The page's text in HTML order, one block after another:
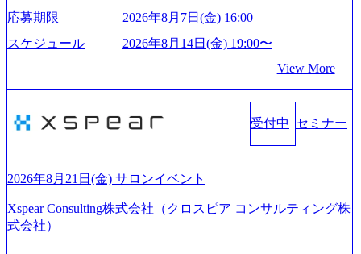
2015年に設立され、前年比205%の売上成長を遂げるなど、
急速な成長を遂げている。 ​ 新規事業立案から業務改革、IT
戦略立案、IT導入までをワンストップで提供するコンサル
ティングファームである。 ​- 2025年1月時点で従業員数1,209
名を擁し、事業拡大を続けている。 「人」にフォーカスを
当てたコンサルティング会社として、社員の人間力を強み
としたサービスを提供している。 ​- - 2018年から6年連続で
ティングファームやSIer、事業会社出身者など、多様な経歴
の社員が活躍している。 年間休日120日以上、完全週休2日
制、有給休暇初年度10日（消化率46.3%）、特別休暇5日な
ど、充実した休暇制度を整備している。 ​ 月平均残業時間は
育支援サービスを提供している 動画メディア事業を基盤と
して、留学支援・訪日教育旅行・SNSマーケティング事業
を展開している Mission:より多くの人に、グローバルという
ラになる Value： INTEGRITY誠実であろう 素直に心を開い
て伝える、自責かつ利他の精神で動く、謙虚な姿勢でウソ
る、失敗を恐れずにふみだす、執着心をもって没頭する O
WNERSHIP当事者であろう みずから決めてみずから動く、
だわろう 今すぐ決める、すばやく動く、まず成果物をだす
回す、結果が出るまでやり抜く 2026年8月14日(金) 19:00〜2
0:00 (60分) 2026年8月7日(金) 16:00 本説明会は、選考の前段
応募期限
2026年8月7日(金) 16:00
スケジュール
2026年8月14日(金) 19:00〜
View More
受付中 セミナー
2026年8月21日(金) サロンイベント
Xspear Consulting株式会社（クロスピア コンサルティング株
式会社）